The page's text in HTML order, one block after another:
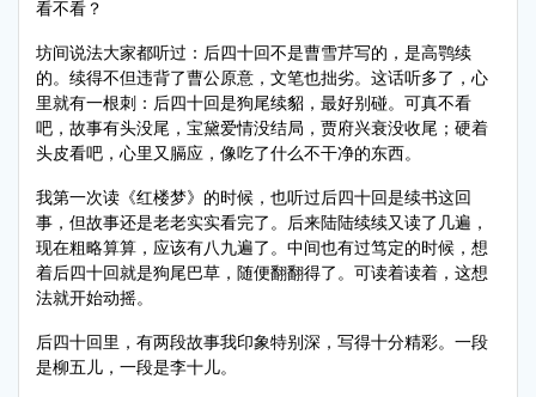
看不看？
坊间说法大家都听过：后四十回不是曹雪芹写的，是高鹗续
的。续得不但违背了曹公原意，文笔也拙劣。这话听多了，心
里就有一根刺：后四十回是狗尾续貂，最好别碰。可真不看
吧，故事有头没尾，宝黛爱情没结局，贾府兴衰没收尾；硬着
头皮看吧，心里又膈应，像吃了什么不干净的东西。
我第一次读《红楼梦》的时候，也听过后四十回是续书这回
事，但故事还是老老实实看完了。后来陆陆续续又读了几遍，
现在粗略算算，应该有八九遍了。中间也有过笃定的时候，想
着后四十回就是狗尾巴草，随便翻翻得了。可读着读着，这想
法就开始动摇。
后四十回里，有两段故事我印象特别深，写得十分精彩。一段
是柳五儿，一段是李十儿。